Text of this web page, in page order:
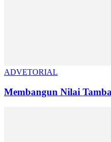
ADVETORIAL
Membangun Nilai